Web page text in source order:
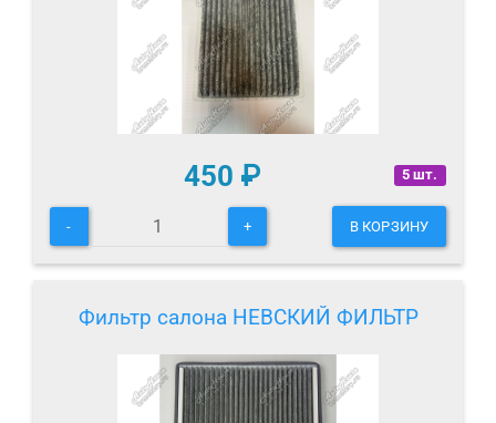
5 шт.
450 ₽
- + В КОРЗИНУ
Фильтр салона НЕВСКИЙ ФИЛЬТР